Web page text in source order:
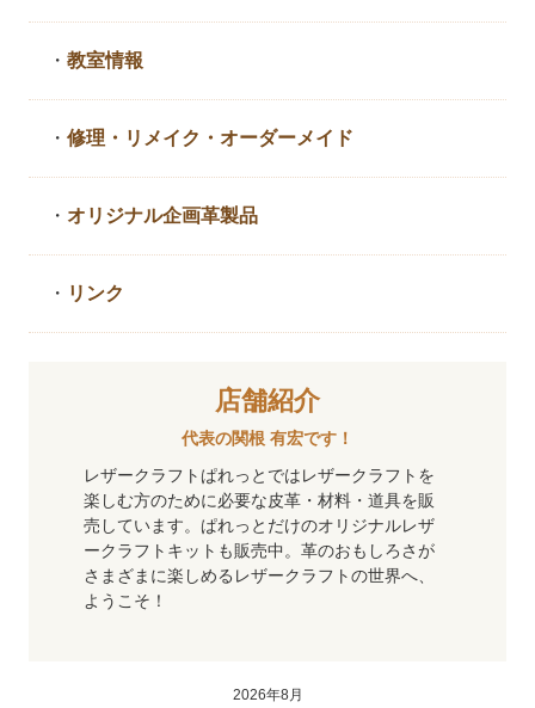
・教室情報
・修理・リメイク・ オーダーメイド
・ オリジナル企画革製品
・ リンク
店舗紹介
代表の関根 有宏です！
レザークラフトぱれっとではレザークラフトを
楽しむ方のために必要な皮革・材料・道具を販
売しています。ぱれっとだけのオリジナルレザ
ークラフトキットも販売中。革のおもしろさが
さまざまに楽しめるレザークラフトの世界へ、
ようこそ！
2026年8月